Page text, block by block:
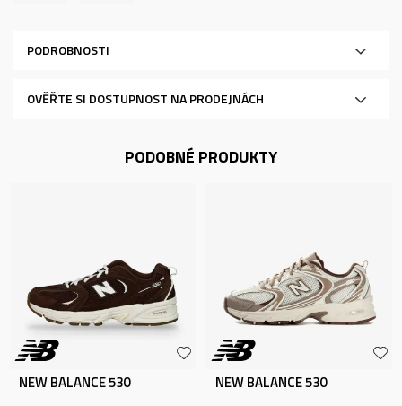
PODROBNOSTI
OVĚŘTE SI DOSTUPNOST NA PRODEJNÁCH
PODOBNÉ PRODUKTY
NEW BALANCE 530 NEW BALANCE 530